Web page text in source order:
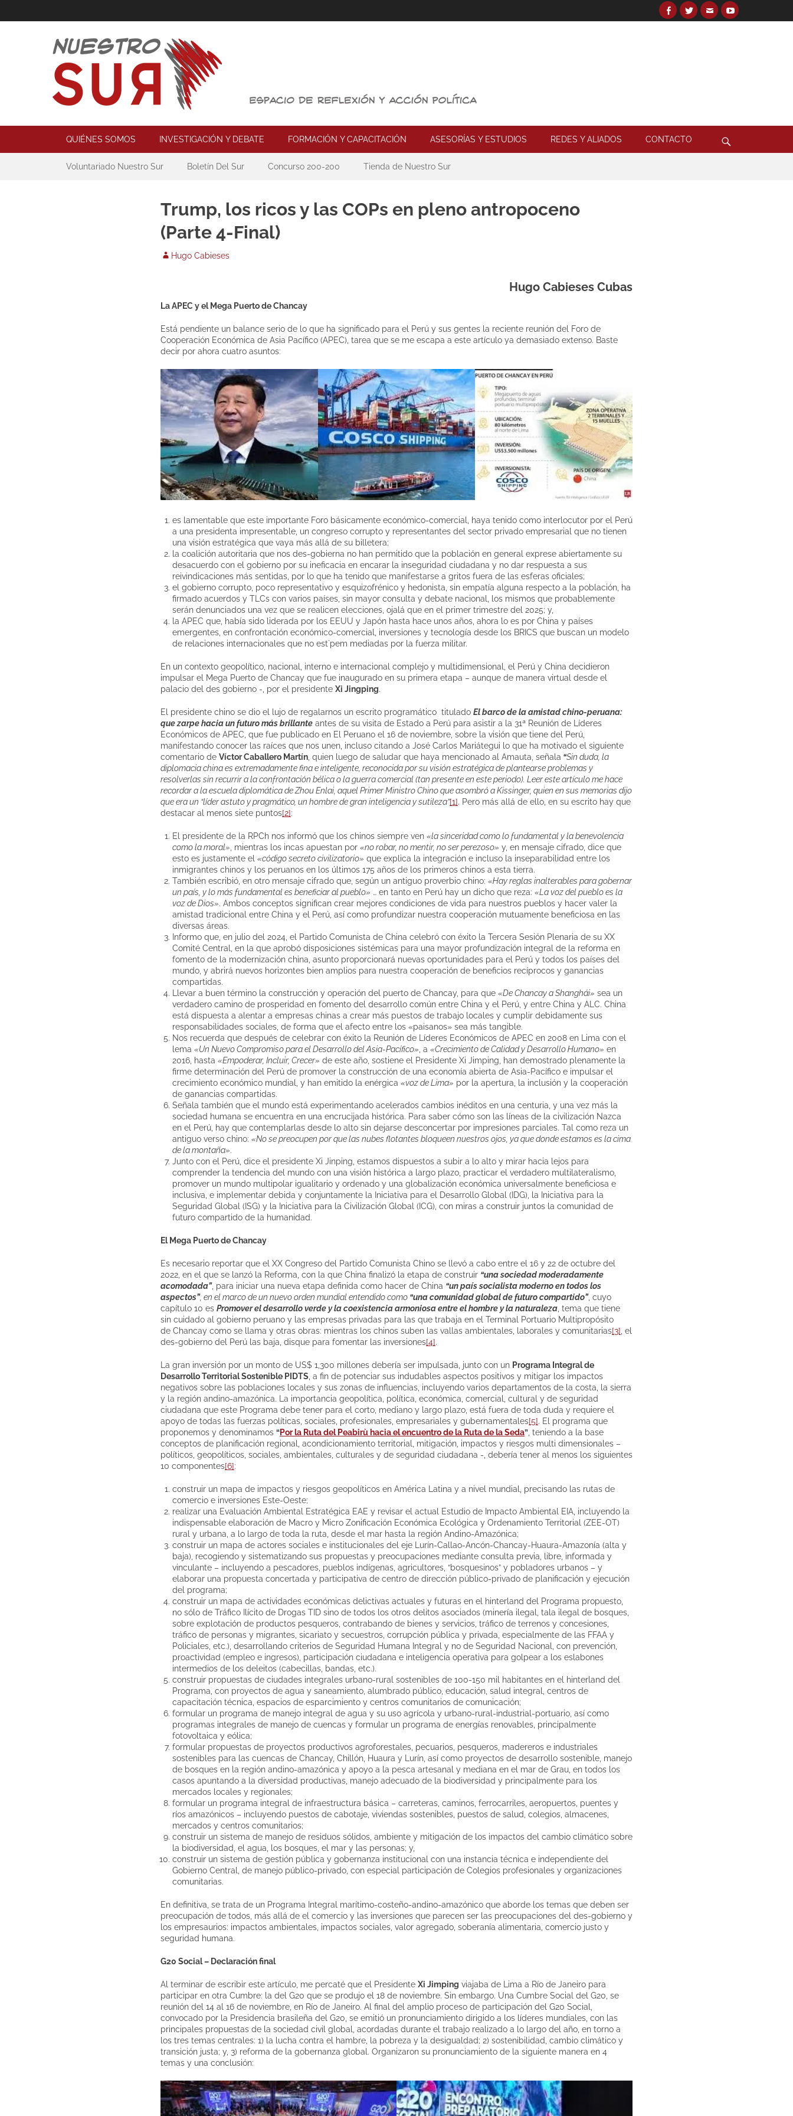
Facebook
TwitterEmailYouTube
Nuestro Sur
Espacio de reflexión y acción política
Primary Menu
QUIÉNES SOMOS INVESTIGACIÓN Y DEBATE FORMACIÓN Y CAPACITACIÓN ASESORÍAS Y ESTUDIOS REDES Y ALIADOS CONTACTO
Secondary Menu
Voluntariado Nuestro Sur Boletín Del Sur Concurso 200-200 Tienda de Nuestro Sur
Trump, los ricos y las COPs en pleno antropoceno
(Parte 4-Final)
Author
Hugo Cabieses
Hugo Cabieses Cubas
La APEC y el Mega Puerto de Chancay
Está pendiente un balance serio de lo que ha significado para el Perú y sus gentes la reciente reunión del Foro de
Cooperación Económica de Asia Pacífico (APEC), tarea que se me escapa a este artículo ya demasiado extenso. Baste
decir por ahora cuatro asuntos:
es lamentable que este importante Foro básicamente económico-comercial, haya tenido como interlocutor por el Perú
a una presidenta impresentable, un congreso corrupto y representantes del sector privado empresarial que no tienen
una visión estratégica que vaya más allá de su billetera;
la coalición autoritaria que nos des-gobierna no han permitido que la población en general exprese abiertamente su
desacuerdo con el gobierno por su ineficacia en encarar la inseguridad ciudadana y no dar respuesta a sus
reivindicaciones más sentidas, por lo que ha tenido que manifestarse a gritos fuera de las esferas oficiales;
el gobierno corrupto, poco representativo y esquizofrénico y hedonista, sin empatía alguna respecto a la población, ha
firmado acuerdos y TLCs con varios países, sin mayor consulta y debate nacional, los mismos que probablemente
serán denunciados una vez que se realicen elecciones, ojalá que en el primer trimestre del 2025; y,
la APEC que, había sido liderada por los EEUU y Japón hasta hace unos años, ahora lo es por China y países
emergentes, en confrontación económico-comercial, inversiones y tecnología desde los BRICS que buscan un modelo
de relaciones internacionales que no est`pem mediadas por la fuerza militar.
En un contexto geopolítico, nacional, interno e internacional complejo y multidimensional, el Perú y China decidieron
impulsar el Mega Puerto de Chancay que fue inaugurado en su primera etapa – aunque de manera virtual desde el
palacio del des gobierno -, por el presidente Xi Jingping.
El presidente chino se dio el lujo de regalarnos un escrito programático titulado El barco de la amistad chino-peruana:
que zarpe hacia un futuro más brillante antes de su visita de Estado a Perú para asistir a la 31ª Reunión de Líderes
Económicos de APEC, que fue publicado en El Peruano el 16 de noviembre, sobre la visión que tiene del Perú,
manifestando conocer las raíces que nos unen, incluso citando a José Carlos Mariátegui lo que ha motivado el siguiente
comentario de Víctor Caballero Martín , quien luego de saludar que haya mencionado al Amauta, señala “Sin duda, la
diplomacia china es extremadamente fina e inteligente, reconocida por su visión estratégica de plantearse problemas y
resolverlas sin recurrir a la confrontación bélica o la guerra comercial (tan presente en este periodo). Leer este artículo me hace
recordar a la escuela diplomática de Zhou Enlai, aquel Primer Ministro Chino que asombró a Kissinger, quien en sus memorias dijo
que era un “líder astuto y pragmático, un hombre de gran inteligencia y sutileza”[1]. Pero más allá de ello, en su escrito hay que
destacar al menos siete puntos[2]:
El presidente de la RPCh nos informó que los chinos siempre ven «la sinceridad como lo fundamental y la benevolencia
como la moral» , mientras los incas apuestan por «no robar, no mentir, no ser perezoso» y, en mensaje cifrado, dice que
esto es justamente el «código secreto civilizatorio» que explica la integración e incluso la inseparabilidad entre los
inmigrantes chinos y los peruanos en los últimos 175 años de los primeros chinos a esta tierra.
También escribió, en otro mensaje cifrado que, según un antiguo proverbio chino: «Hay reglas inalterables para gobernar
un país, y lo más fundamental es beneficiar al pueblo» … en tanto en Perú hay un dicho que reza: «La voz del pueblo es la
voz de Dios». Ambos conceptos significan crear mejores condiciones de vida para nuestros pueblos y hacer valer la
amistad tradicional entre China y el Perú, así como profundizar nuestra cooperación mutuamente beneficiosa en las
diversas áreas.
Informo que, en julio del 2024, el Partido Comunista de China celebró con éxito la Tercera Sesión Plenaria de su XX
Comité Central, en la que aprobó disposiciones sistémicas para una mayor profundización integral de la reforma en
fomento de la modernización china, asunto proporcionará nuevas oportunidades para el Perú y todos los países del
mundo, y abrirá nuevos horizontes bien amplios para nuestra cooperación de beneficios recíprocos y ganancias
compartidas.
Llevar a buen término la construcción y operación del puerto de Chancay, para que «De Chancay a Shanghái» sea un
verdadero camino de prosperidad en fomento del desarrollo común entre China y el Perú, y entre China y ALC. China
está dispuesta a alentar a empresas chinas a crear más puestos de trabajo locales y cumplir debidamente sus
responsabilidades sociales, de forma que el afecto entre los «paisanos» sea más tangible.
Nos recuerda que después de celebrar con éxito la Reunión de Líderes Económicos de APEC en 2008 en Lima con el
lema «Un Nuevo Compromiso para el Desarrollo del Asia-Pacífico» , a «Crecimiento de Calidad y Desarrollo Humano» en
2016, hasta «Empoderar, Incluir, Crecer» de este año, sostiene el Presidente Xi Jimping, han demostrado plenamente la
firme determinación del Perú de promover la construcción de una economía abierta de Asia-Pacífico e impulsar el
crecimiento económico mundial, y han emitido la enérgica «voz de Lima» por la apertura, la inclusión y la cooperación
de ganancias compartidas.
Señala también que el mundo está experimentando acelerados cambios inéditos en una centuria, y una vez más la
sociedad humana se encuentra en una encrucijada histórica. Para saber cómo son las líneas de la civilización Nazca
en el Perú, hay que contemplarlas desde lo alto sin dejarse desconcertar por impresiones parciales. Tal como reza un
antiguo verso chino: «No se preocupen por que las nubes flotantes bloqueen nuestros ojos, ya que donde estamos es la cima
de la montaña».
Junto con el Perú, dice el presidente Xi Jinping, estamos dispuestos a subir a lo alto y mirar hacia lejos para
comprender la tendencia del mundo con una visión histórica a largo plazo, practicar el verdadero multilateralismo,
promover un mundo multipolar igualitario y ordenado y una globalización económica universalmente beneficiosa e
inclusiva, e implementar debida y conjuntamente la Iniciativa para el Desarrollo Global (IDG), la Iniciativa para la
Seguridad Global (ISG) y la Iniciativa para la Civilización Global (ICG), con miras a construir juntos la comunidad de
futuro compartido de la humanidad.
El Mega Puerto de Chancay
Es necesario reportar que el XX Congreso del Partido Comunista Chino se llevó a cabo entre el 16 y 22 de octubre del
2022, en el que se lanzó la Reforma, con la que China finalizó la etapa de construir “una sociedad moderadamente
acomodada”, para iniciar una nueva etapa definida como hacer de China “un país socialista moderno en todos los
aspectos”, en el marco de un nuevo orden mundial entendido como “una comunidad global de futuro compartido”, cuyo
capítulo 10 es Promover el desarrollo verde y la coexistencia armoniosa entre el hombre y la naturaleza , tema que tiene
sin cuidado al gobierno peruano y las empresas privadas para las que trabaja en el Terminal Portuario Multipropósito
de Chancay como se llama y otras obras: mientras los chinos suben las vallas ambientales, laborales y comunitarias[3] , el
des-gobierno del Perú las baja, disque para fomentar las inversiones[4].
La gran inversión por un monto de US$ 1,300 millones debería ser impulsada, junto con un Programa Integral de
Desarrollo Territorial Sostenible PIDTS , a fin de potenciar sus indudables aspectos positivos y mitigar los impactos
negativos sobre las poblaciones locales y sus zonas de influencias, incluyendo varios departamentos de la costa, la sierra
y la región andino-amazónica. La importancia geopolítica, política, económica, comercial, cultural y de seguridad
ciudadana que este Programa debe tener para el corto, mediano y largo plazo, está fuera de toda duda y requiere el
apoyo de todas las fuerzas políticas, sociales, profesionales, empresariales y gubernamentales[5]. El programa que
proponemos y denominamos “Por la Ruta del Peabirù hacia el encuentro de la Ruta de la Seda” , teniendo a la base
conceptos de planificación regional, acondicionamiento territorial, mitigación, impactos y riesgos multi dimensionales –
políticos, geopolíticos, sociales, ambientales, culturales y de seguridad ciudadana -, debería tener al menos los siguientes
10 componentes[6]:
construir un mapa de impactos y riesgos geopolíticos en América Latina y a nivel mundial, precisando las rutas de
comercio e inversiones Este-Oeste;
realizar una Evaluación Ambiental Estratégica EAE y revisar el actual Estudio de Impacto Ambiental EIA, incluyendo la
indispensable elaboración de Macro y Micro Zonificación Económica Ecológica y Ordenamiento Territorial (ZEE-OT)
rural y urbana, a lo largo de toda la ruta, desde el mar hasta la región Andino-Amazónica;
construir un mapa de actores sociales e institucionales del eje Lurín-Callao-Ancón-Chancay-Huaura-Amazonía (alta y
baja), recogiendo y sistematizando sus propuestas y preocupaciones mediante consulta previa, libre, informada y
vinculante – incluyendo a pescadores, pueblos indígenas, agricultores, “bosquesinos” y pobladores urbanos – y
elaborar una propuesta concertada y participativa de centro de dirección público-privado de planificación y ejecución
del programa;
construir un mapa de actividades económicas delictivas actuales y futuras en el hinterland del Programa propuesto,
no sólo de Tráfico Ilícito de Drogas TID sino de todos los otros delitos asociados (minería ilegal, tala ilegal de bosques,
sobre explotación de productos pesqueros, contrabando de bienes y servicios, tráfico de terrenos y concesiones,
tráfico de personas y migrantes, sicariato y secuestros, corrupción pública y privada, especialmente de las FFAA y
Policiales, etc.), desarrollando criterios de Seguridad Humana Integral y no de Seguridad Nacional, con prevención,
proactividad (empleo e ingresos), participación ciudadana e inteligencia operativa para golpear a los eslabones
intermedios de los deleitos (cabecillas, bandas, etc.).
construir propuestas de ciudades integrales urbano-rural sostenibles de 100-150 mil habitantes en el hinterland del
Programa, con proyectos de agua y saneamiento, alumbrado público, educación, salud integral, centros de
capacitación técnica, espacios de esparcimiento y centros comunitarios de comunicación;
formular un programa de manejo integral de agua y su uso agrícola y urbano-rural-industrial-portuario, así como
programas integrales de manejo de cuencas y formular un programa de energías renovables, principalmente
fotovoltaica y eólica;
formular propuestas de proyectos productivos agroforestales, pecuarios, pesqueros, madereros e industriales
sostenibles para las cuencas de Chancay, Chillón, Huaura y Lurín, así como proyectos de desarrollo sostenible, manejo
de bosques en la región andino-amazónica y apoyo a la pesca artesanal y mediana en el mar de Grau, en todos los
casos apuntando a la diversidad productivas, manejo adecuado de la biodiversidad y principalmente para los
mercados locales y regionales;
formular un programa integral de infraestructura básica – carreteras, caminos, ferrocarriles, aeropuertos, puentes y
ríos amazónicos – incluyendo puestos de cabotaje, viviendas sostenibles, puestos de salud, colegios, almacenes,
mercados y centros comunitarios;
construir un sistema de manejo de residuos sólidos, ambiente y mitigación de los impactos del cambio climático sobre
la biodiversidad, el agua, los bosques, el mar y las personas; y,
construir un sistema de gestión pública y gobernanza institucional con una instancia técnica e independiente del
Gobierno Central, de manejo público-privado, con especial participación de Colegios profesionales y organizaciones
comunitarias.
En definitiva, se trata de un Programa Integral marítimo-costeño-andino-amazónico que aborde los temas que deben ser
preocupación de todos, más allá de el comercio y las inversiones que parecen ser las preocupaciones del des-gobierno y
los empresaurios: impactos ambientales, impactos sociales, valor agregado, soberanía alimentaria, comercio justo y
seguridad humana.
G20 Social – Declaración final
Al terminar de escribir este artículo, me percaté que el Presidente Xi Jimping viajaba de Lima a Río de Janeiro para
participar en otra Cumbre: la del G20 que se produjo el 18 de noviembre. Sin embargo. Una Cumbre Social del G20, se
reunión del 14 al 16 de noviembre, en Río de Janeiro. Al final del amplio proceso de participación del G20 Social,
convocado por la Presidencia brasileña del G20, se emitió un pronunciamiento dirigido a los líderes mundiales, con las
principales propuestas de la sociedad civil global, acordadas durante el trabajo realizado a lo largo del año, en torno a
los tres temas centrales: 1) la lucha contra el hambre, la pobreza y la desigualdad; 2) sostenibilidad, cambio climático y
transición justa; y, 3) reforma de la gobernanza global. Organizaron su pronunciamiento de la siguiente manera en 4
temas y una conclusión: